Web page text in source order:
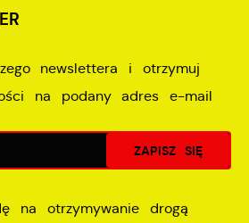
newslettera i otrzymuj
na podany adres e-mail
na otrzymywanie drogą